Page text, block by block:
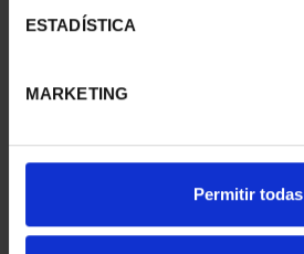
ESTADÍSTICA
MARKETING
Permitir todas
CIUDADES PATRIMONIO
73,00 €